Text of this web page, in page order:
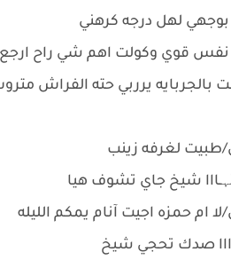
بوجهي لهل درجه كرهني
قوي وكولت اهم شي راح ارجع
بالجربايه يرربي حته الفراش
لغرفه زينب
شيخ جاي تشوف هيا
ام حمزه اجيت آنام يمكم الليله
صدك تحجي شيخ